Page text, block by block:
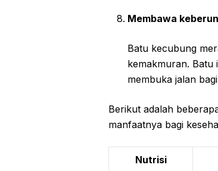
Membawa
Batu kecubung
kemakmuran. Batu
membuka jalan
Berikut adalah
manfaatnya bagi
Nutrisi